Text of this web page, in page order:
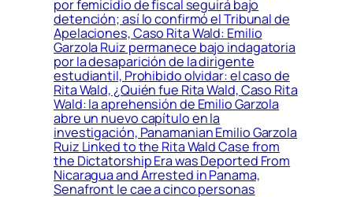
por femicidio de fiscal seguirá bajo
detención; así lo confirmó el Tribunal de
Apelaciones, Caso Rita Wald: Emilio
Garzola Ruiz permanece bajo indagatoria
por la desaparición de la dirigente
estudiantil, Prohibido olvidar: el caso de
Rita Wald, ¿Quién fue Rita Wald, Caso Rita
Wald: la aprehensión de Emilio Garzola
abre un nuevo capítulo en la
investigación, Panamanian Emilio Garzola
Ruiz Linked to the Rita Wald Case from
the Dictatorship Era was Deported From
Nicaragua and Arrested in Panama,
Senafront le cae a cinco personas